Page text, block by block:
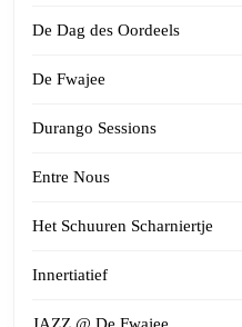
De Dag des Oordeels
De Fwajee
Durango Sessions
Entre Nous
Het Schuuren Scharniertje
Innertiatief
JAZZ @ De Fwajee